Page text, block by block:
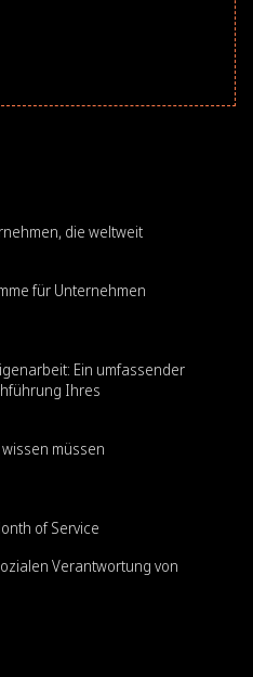
die weltweit
für Unternehmen
Ein umfassender
Ihres
müssen
of Service
Verantwortung von